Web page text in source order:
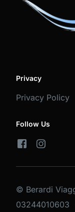
Privacy
Privacy Policy
Follow Us
© Berardi
03244010603